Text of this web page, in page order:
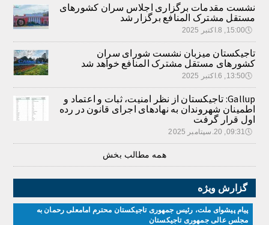
نشست مقدمات برگزاری اجلاس سران کشورهای
مستقل مشترک المنافع برگزار شد
🕔15:00, 8.اکتبر 2025
تاجیکستان میزبان نشست شورای سران
کشورهای مستقل مشترک المنافع خواهد شد
🕔13:50, 6.اکتبر 2025
Gallup: تاجیکستان از نظر امنیت، ثبات و اعتماد و
اطمینان شهروندان به نهادهای اجرای قانون در رده
اول قرار گرفت
🕔09:31, 20.سپتامبر 2025
همه مطالب بخش
گزارش ویژه
پیام پیشوای ملت، رئیس جمهوری تاجیکستان محترم امامعلی رحمان به
مجلس عالی جمهوری تاجیکستان